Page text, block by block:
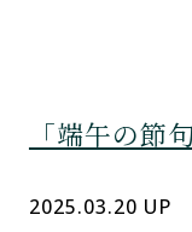
「端午の節
2025.03.20 UP